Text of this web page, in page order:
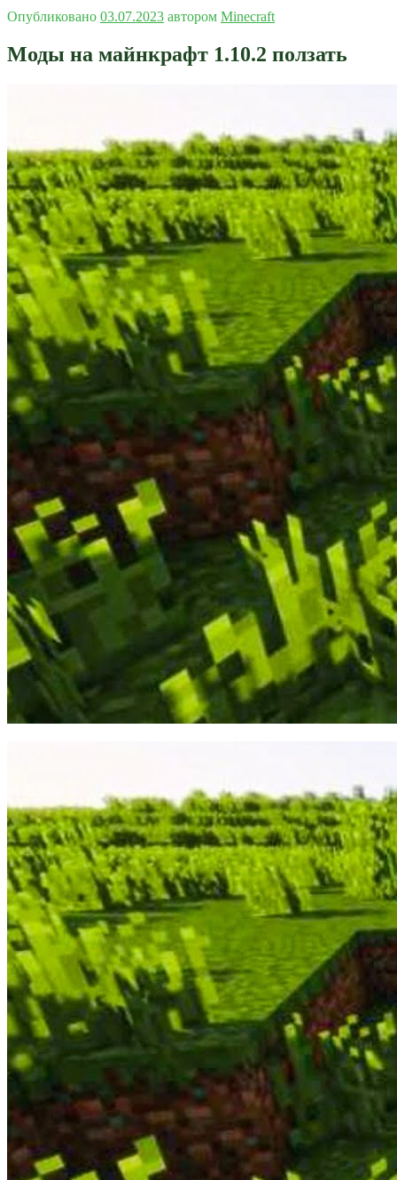
Опубликовано 03.07.2023 автором Minecraft
Моды на майнкрафт 1.10.2 ползать